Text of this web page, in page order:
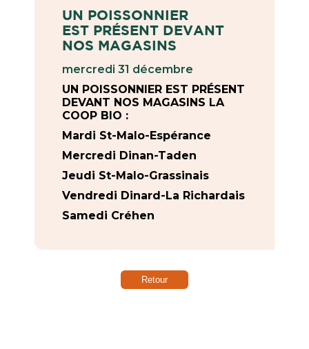
UN POISSONNIER
EST PRÉSENT DEVANT
NOS MAGASINS
mercredi 31 décembre
UN POISSONNIER EST PRÉSENT
DEVANT NOS MAGASINS LA
COOP BIO :
Mardi St-Malo-Espérance
Mercredi Dinan-Taden
Jeudi St-Malo-Grassinais
Vendredi Dinard-La Richardais
Samedi Créhen
Retour